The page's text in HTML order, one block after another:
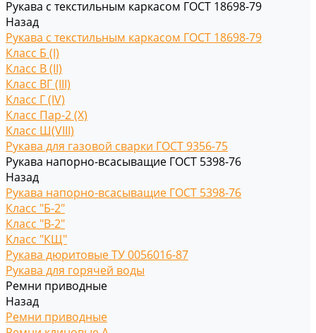
Рукава с текстильным каркасом ГОСТ 18698-79
Назад
Рукава с текстильным каркасом ГОСТ 18698-79
Класс Б (I)
Класс В (II)
Класс ВГ (III)
Класс Г (IV)
Класс Пар-2 (X)
Класс Ш(VIII)
Рукава для газовой сварки ГОСТ 9356-75
Рукава напорно-всасыващие ГОСТ 5398-76
Назад
Рукава напорно-всасыващие ГОСТ 5398-76
Класс "Б-2"
Класс "В-2"
Класс "КЩ"
Рукава дюритовые ТУ 0056016-87
Рукава для горячей воды
Ремни приводные
Назад
Ремни приводные